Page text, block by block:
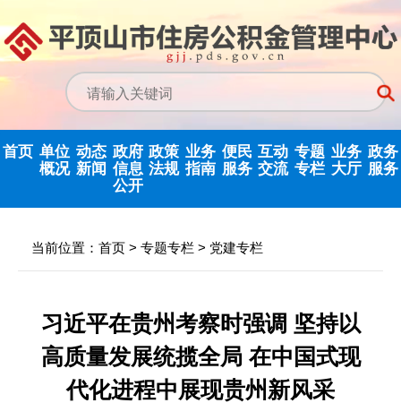
首页 单位
概况
中心领导
决策机构
机构职能
内设科室
动态
新闻
行业新闻
政府
信息
公开
信息公开制度
政府信息公开
年度报告
依申请公开
政策
法规
国家政策法规
省级政策法规
市中心政策法
规
业务
指南
提取业务指南
贷款业务指南
便民
服务
利率公告
常见问题
网点查询
贷款计算器
互动
交流
互动反馈
意见征集
办理统计
专题
专栏
纪检监察
优化营商环境
法治政府建设
业务
大厅
省政务
政务
服务
当前位置： 首页 > 专题专栏 > 党建专栏
习近平在贵州考察时强调 坚持以
高质量发展统揽全局 在中国式现
代化进程中展现贵州新风采